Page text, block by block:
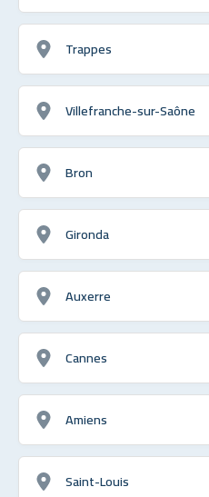
Trappes
Villefranche-sur-Saône
Bron
Gironda
Auxerre
Cannes
Amiens
Saint-Louis